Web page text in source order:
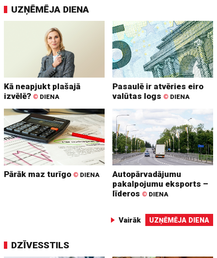
UZŅĒMĒJA DIENA
Kā neapjukt plašajā
izvēlē? © DIENA
Pasaulē ir atvēries eiro
valūtas logs © DIENA
Pārāk maz turīgo © DIENA
Autopārvadājumu
pakalpojumu eksports –
līderos © DIENA
Vairāk UZŅĒMĒJA DIENA
DZĪVESSTILS